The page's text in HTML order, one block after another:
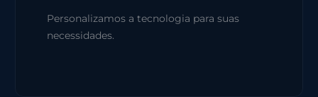
Personalizamos a tecnologia para suas
necessidades.